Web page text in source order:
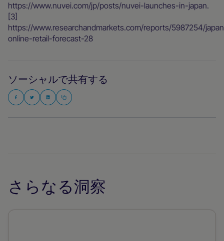
https://www.nuvei.com/jp/posts/nuvei-launches-in-japan.
[3]
https://www.researchandmarkets.com/reports/5987254/
online-retail-forecast-28
ソーシャルで共有する
さらなる洞察